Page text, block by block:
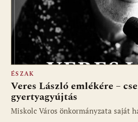
ÉSZAK
Veres László emlékére –
gyertyagyújtás
Miskolc Város önkormányzata saját